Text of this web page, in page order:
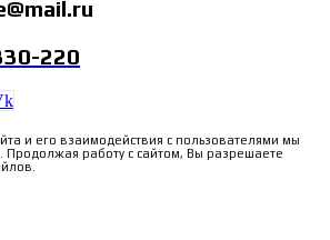
220
и его взаимодействия с пользователями мы
Продолжая работу с сайтом, Вы разрешаете